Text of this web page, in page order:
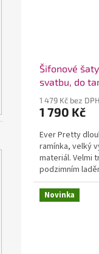
Šifonové
svatbu, do
pomeranč
1 479 Kč bez DPH
1 790 Kč
Ever Pretty
ramínka, velký
materiál. Velmi
podzimním
Novinka